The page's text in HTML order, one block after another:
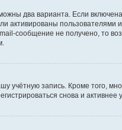
два варианта. Если
активированы
сообщение не получено, то
учётную запись. Кроме того,
снова и активнее